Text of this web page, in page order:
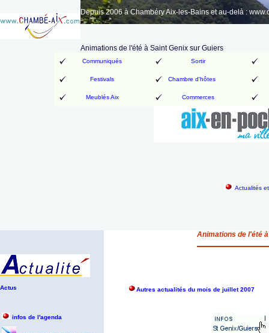
Depuis 2006 à Chambéry Aix-les-Bains et au-delà :
Animations de l'été à Saint Genix sur Guiers
Communiqués Sortir
Festivals Chambre d'hôtes
Meublés Aix Commerces
Actualités
Animations de l'été
Actus Autres actualités du mois de juillet 2007
infos de l'agenda